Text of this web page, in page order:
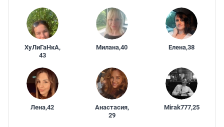
ХуЛиГаНкА,
43
Милана,40 Елена,38
Лена,42 Анастасия,
29
Mirak777,25